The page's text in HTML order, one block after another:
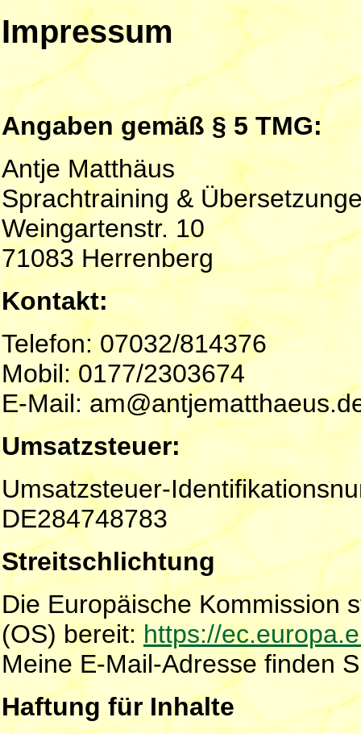
Impressum
Angaben gemäß § 5 TMG:
Antje Matthäus
Sprachtraining &
Weingartenstr. 10
71083 Herrenberg
Kontakt:
Telefon: 07032/814376
Mobil: 0177/2303674
E-Mail:
Umsatzsteuer:
Umsatzsteuer-
DE284748783
Streitschlichtung
Die Europäische Kommission
(OS) bereit: https://
Meine E-Mail-Adresse finden
Haftung für Inhalte